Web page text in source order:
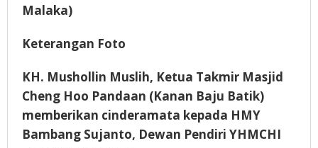
Malaka)
Keterangan Foto
KH. Mushollin Muslih, Ketua Takmir Masjid
Cheng Hoo Pandaan (Kanan Baju Batik)
memberikan cinderamata kepada HMY
Bambang Sujanto, Dewan Pendiri YHMCHI